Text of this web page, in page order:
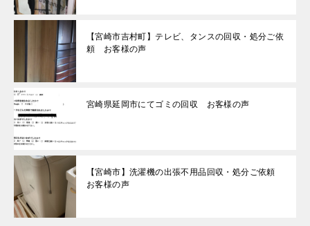
【宮崎市吉村町】テレビ、タンスの回収・処分ご依
頼 お客様の声
宮崎県延岡市にてゴミの回収 お客様の声
【宮崎市】洗濯機の出張不用品回収・処分ご依頼
お客様の声